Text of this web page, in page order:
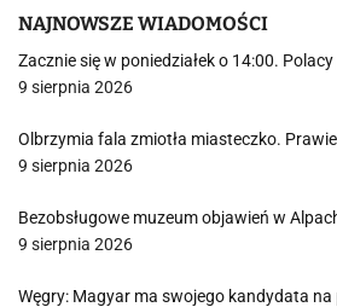
NAJNOWSZE WIADOMOŚCI
Zacznie się w poniedziałek o 14:00.
9 sierpnia 2026
Olbrzymia fala zmiotła miasteczko.
9 sierpnia 2026
Bezobsługowe muzeum objawień w
9 sierpnia 2026
Węgry: Magyar ma swojego kandydata na